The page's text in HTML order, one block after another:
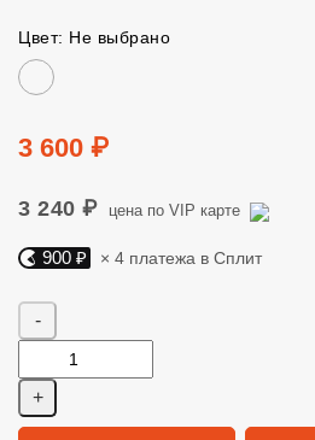
Цвет: Не выбрано
Цвет
Цена
3 600 ₽
3 240 ₽ цена по VIP карте
Яндекс Сплит. 900 руб, 4 платежа в
900 ₽ × 4 платежа в Сплит